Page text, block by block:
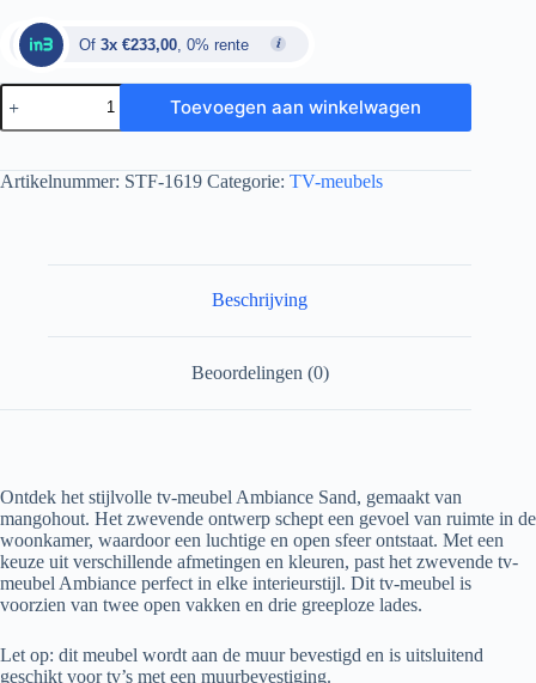
Of 3x €233,00 , 0% rente
Toevoegen aan winkelwagen
Artikelnummer: STF-1619 Categorie: TV-meubels
Beschrijving
Beoordelingen (0)
Ontdek het stijlvolle tv-meubel Ambiance Sand, gemaakt van
mangohout. Het zwevende ontwerp schept een gevoel van ruimte in de
woonkamer, waardoor een luchtige en open sfeer ontstaat. Met een
keuze uit verschillende afmetingen en kleuren, past het zwevende tv-
meubel Ambiance perfect in elke interieurstijl. Dit tv-meubel is
voorzien van twee open vakken en drie greeploze lades.
Let op: dit meubel wordt aan de muur bevestigd en is uitsluitend
geschikt voor tv’s met een muurbevestiging.